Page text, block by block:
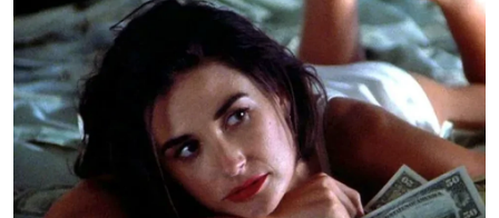
Warga Emas
Mencuri
Majlis Kahwin
Reman